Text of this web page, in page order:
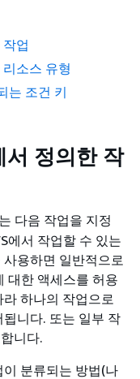
업
소스 유형
는 조건 키
정의한 작
다음 작업을 지정
에서 작업할 수 있는
용하면 일반적으로
대한 액세스를 허용
하나의 작업으로
니다. 또는 일부 작
니다.
이 분류되는 방법(나